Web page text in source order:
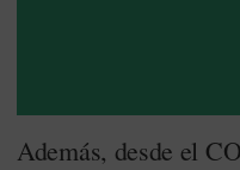
Además, desde el